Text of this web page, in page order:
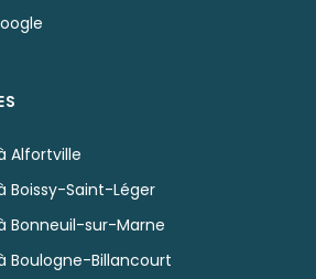
Alfortville
Boissy-Saint-Léger
Bonneuil-sur-Marne
Boulogne-Billancourt